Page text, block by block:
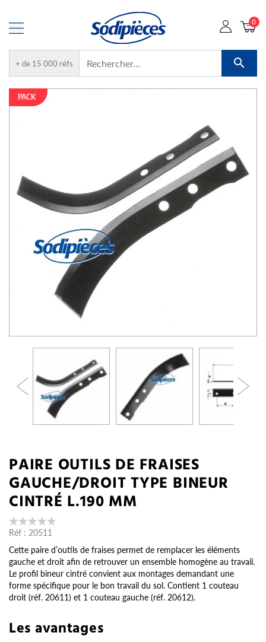
+ de 15 000 réfs 
0
PACK
PAIRE OUTILS DE FRAISES
GAUCHE/DROIT TYPE BINEUR
CINTRÉ L.190 MM
Réf : 20511
Cette paire d’outils de fraises permet de remplacer les éléments
gauche et droit afin de retrouver un ensemble homogène au travail.
Le profil bineur cintré convient aux montages demandant une
forme spécifique pour le bon travail du sol. Contient 1 couteau
droit (réf. 20611) et 1 couteau gauche (réf. 20612).
Les avantages